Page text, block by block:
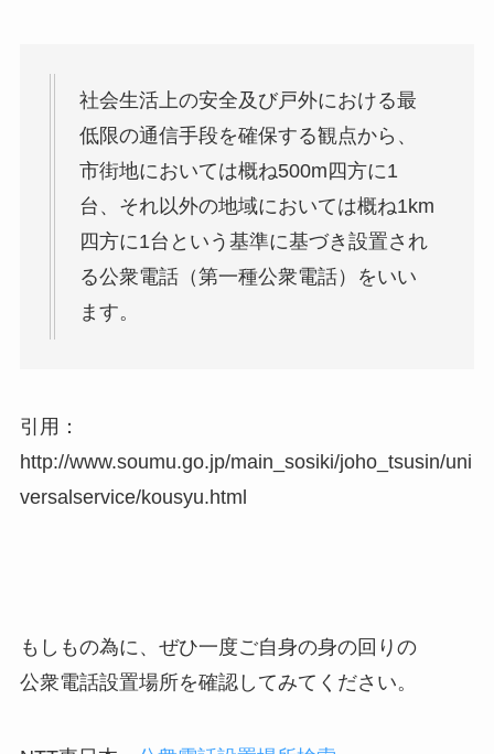
社会生活上の安全及び戸外における最
低限の通信手段を確保する観点から、
市街地においては概ね500m四方に1
台、それ以外の地域においては概ね1km
四方に1台という基準に基づき設置され
る公衆電話（第一種公衆電話）をいい
ます。
引用：
http://www.soumu.go.jp/main_sosiki/joho_tsusin/uni
versalservice/kousyu.html
もしもの為に、ぜひ一度ご自身の身の回りの
公衆電話設置場所を確認してみてください。